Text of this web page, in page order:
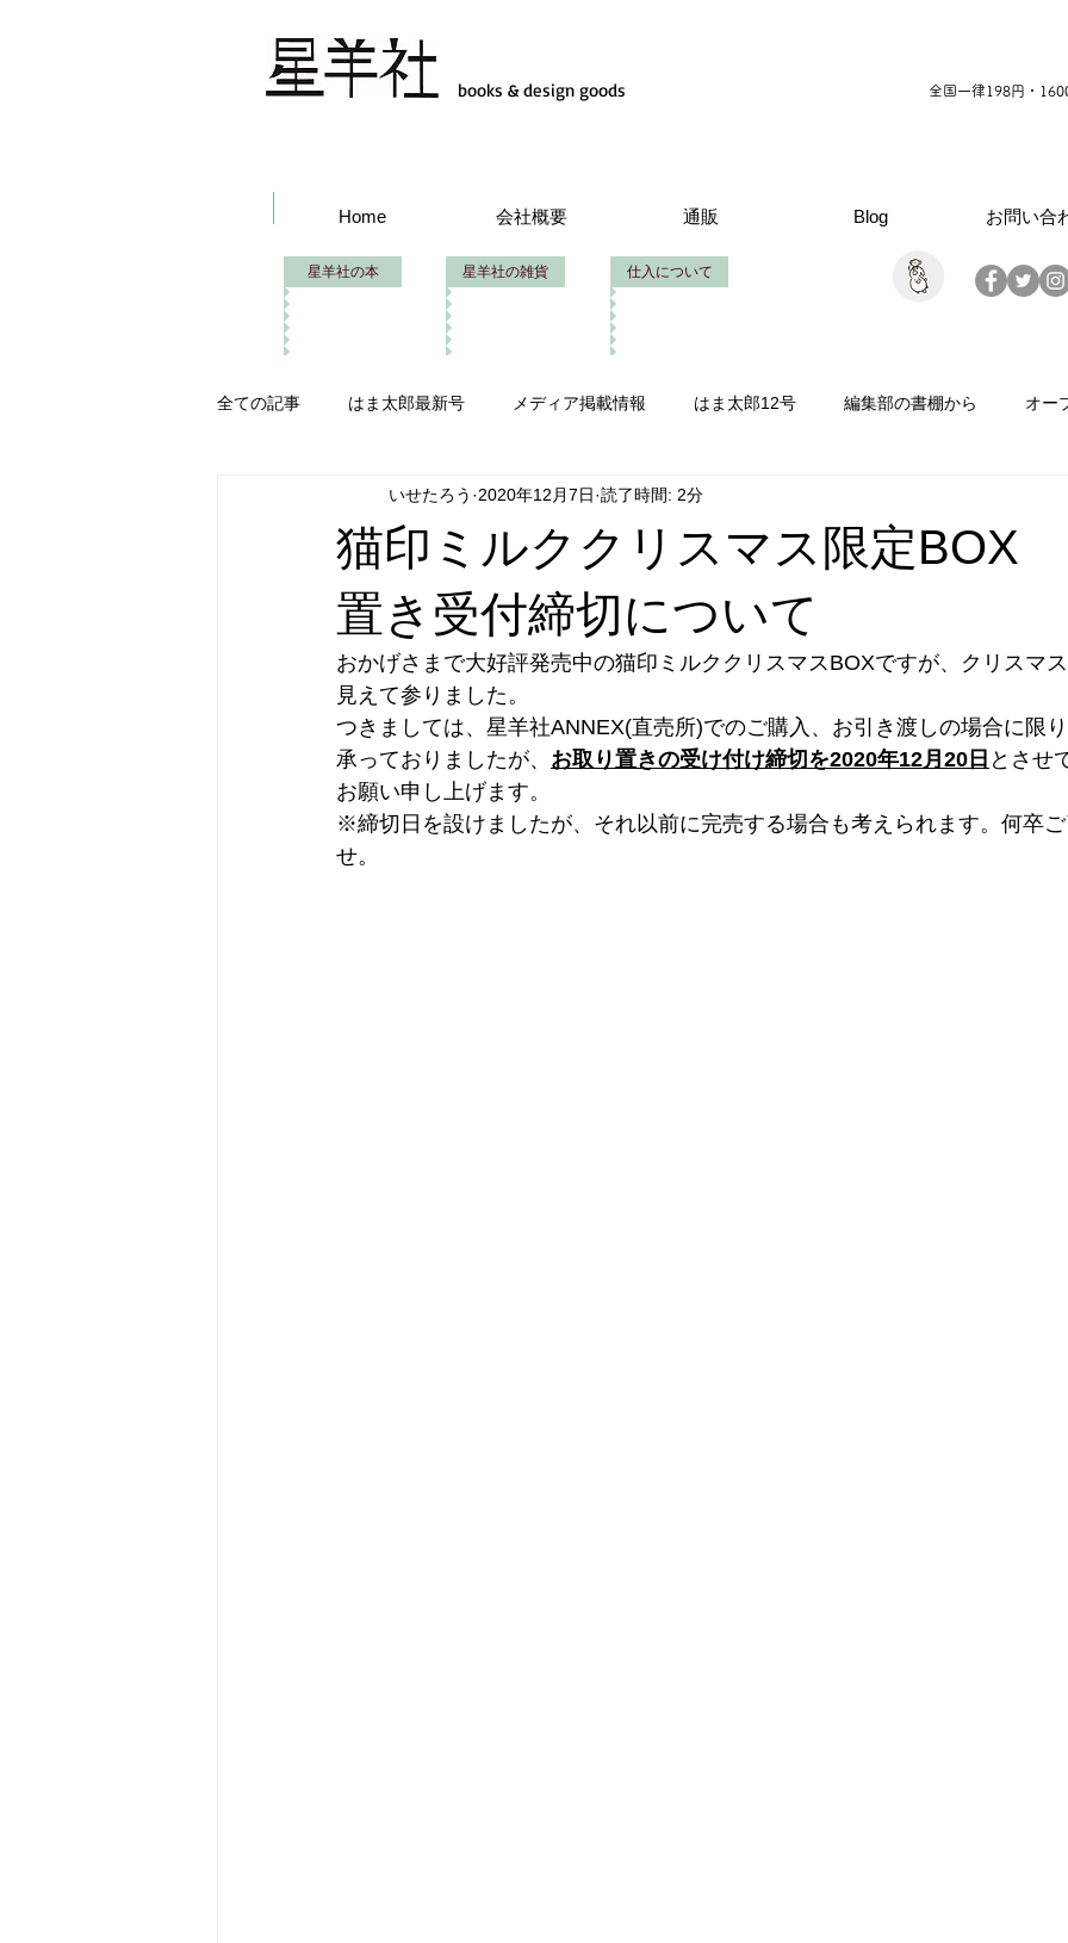
books & design goods 全国一律198円・
Home 会社概要 通販 Blog お問い合
星羊社の本 星羊社の雑貨 仕入について
全ての記事 はま太郎最新号 メディア掲載情報 はま太郎12号 編集部の書棚から オー
イベント出品情報 いせたろうの仕事
横濱市民酒場グルリと オリジナル雑貨 めご太郎
新刊のお知らせ フォローアップ
カテゴリー 1 カテゴリー 2
猫印ミルククリスマス限定BOX
置き受付締切について
いせたろう 2020年12月7日 読了時間: 2分
おかげさまで大好評発売中の猫印ミルククリスマスBOXですが、クリスマ
見えて参りました。
つきましては、星羊社ANNEX(直売所)でのご購入、お引き渡しの場合に限
承っておりましたが、 お取り置きの受け付け締切を2020年12月20日 とさせ
お願い申し上げます。
※締切日を設けましたが、それ以前に完売する場合も考えられます。何卒ご
せ。